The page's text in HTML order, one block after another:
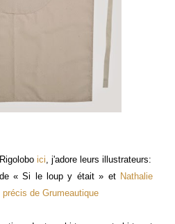
ici , j'adore leurs illustrateurs:
« Si le loup y était » et Nathalie
précis de Grumeautique